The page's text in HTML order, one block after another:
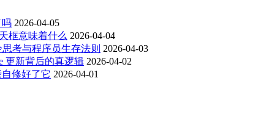
吗 2026-04-05
框意味着什么 2026-04-04
考与程序员生存法则 2026-04-03
更新背后的真逻辑 2026-04-02
修好了它 2026-04-01